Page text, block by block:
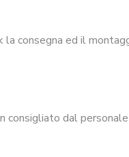
consegna ed il
consigliato dal personale